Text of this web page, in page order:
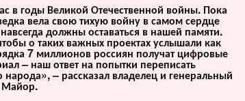
в годы Великой Отечественной войны. Пока
вела свою тихую войну в самом сердце
должны оставаться в нашей памяти.
о таких важных проектах услышали как
7 миллионов россиян получат цифровые
– наш ответ на попытки переписать
– рассказал владелец и генеральный
Майор.